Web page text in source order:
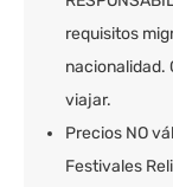
requisitos
nacionalidad.
viajar.
Precios NO
Festivales